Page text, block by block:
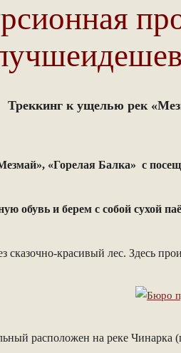
Треккинг к ущелью рек
«Горелая Балка» с
обувь и берем с собой сухой
сказочно-красивый лес. Здесь
расположен на реке Чинарка